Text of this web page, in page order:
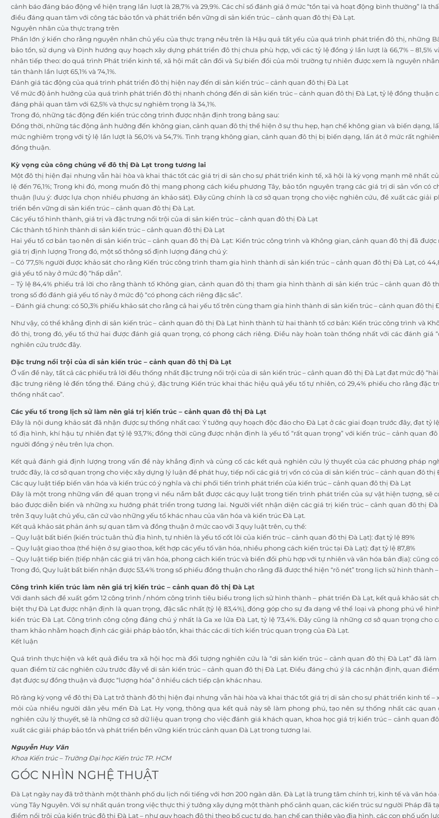
cảnh báo đáng báo động về hiện trạng lần lượt là 28,7% và 29,9%. Các chỉ số đánh giá ở mức “tồn tại và hoạt động bình thường” là
điều đáng quan tâm với công tác bảo tồn và phát triển bền vững di sản kiến trúc – cảnh quan đô thị Đà Lạt.
Nguyên nhân của thực trạng trên
Phần lớn ý kiến cho rằng nguyên nhân chủ yếu của thực trạng nêu trên là Hậu quả tất yếu của quá trình phát triển đô thị, những
bảo tồn, sử dụng và Định hướng quy hoạch xây dựng phát triển đô thị chưa phù hợp, với các tỷ lệ đồng ý lần lượt là 66,7% – 81,5%
nhân tiếp theo: do quá trình Phát triển kinh tế, xã hội mất cân đối và Sự biến đổi của môi trường tự nhiên được xem là nguyên
tán thành lần lượt 65,1% và 74,1%.
Đánh giá tác động của quá trình phát triển đô thị hiện nay đến di sản kiến trúc – cảnh quan đô thị Đà Lạt
Về mức độ ảnh hưởng của quá trình phát triển đô thị nhanh chóng đến di sản kiến trúc – cảnh quan đô thị Đà Lạt, tỷ lệ đồng thuận
đáng phải quan tâm với 62,5% và thực sự nghiêm trọng là 34,1%.
Trong đó, những tác động đến kiến trúc công trình được nhận định trong bảng sau:
Đồng thời, những tác động ảnh hưởng đến không gian, cảnh quan đô thị thể hiện ở sự thu hẹp, hạn chế không gian và biến dạng,
mức nghiêm trọng với tỷ lệ lần lượt là 56,0% và 54,7%. Tình trạng không gian, cảnh quan đô thị bị biến dạng, lấn át ở mức rất
đồng thuận.
Kỳ vọng của công chúng về đô thị Đà Lạt trong tương lai
Một đô thị hiện đại nhưng vẫn hài hòa và khai thác tốt các giá trị di sản cho sự phát triển kinh tế, xã hội là kỳ vọng mạnh mẽ nhất
lệ đến 76,1%; Trong khi đó, mong muốn đô thị mang phong cách kiểu phương Tây, bảo tồn nguyên trạng các giá trị di sản vốn có
thuận (lưu ý: được lựa chọn nhiều phương án khảo sát). Đây cũng chính là cơ sở quan trọng cho việc nghiên cứu, đề xuất các giải
triển bền vững di sản kiến trúc – cảnh quan đô thị Đà Lạt.
Các yếu tố hình thành, giá trị và đặc trưng nổi trội của di sản kiến trúc – cảnh quan đô thị Đà Lạt
Các thành tố hình thành di sản kiến trúc – cảnh quan đô thị Đà Lạt
Hai yếu tố cơ bản tạo nên di sản kiến trúc – cảnh quan đô thị Đà Lạt: Kiến trúc công trình và Không gian, cảnh quan đô thị đã
giá trị định lượng Trong đó, một số thông số định lượng đáng chú ý:
– Có 77,5% người được khảo sát cho rằng Kiến trúc công trình tham gia hình thành di sản kiến trúc – cảnh quan đô thị Đà Lạt, có
giá yếu tố này ở mức độ “hấp dẫn”.
– Tỷ lệ 84,4% phiếu trả lời cho rằng thành tố Không gian, cảnh quan đô thị tham gia hình thành di sản kiến trúc – cảnh quan đô
trong số đó đánh giá yếu tố này ở mức độ “có phong cách riêng đặc sắc”.
– Đánh giá chung: có 50,3% phiếu khảo sát cho rằng cả hai yếu tố trên cùng tham gia hình thành di sản kiến trúc – cảnh quan đô thị
Như vậy, có thể khẳng định di sản kiến trúc – cảnh quan đô thị Đà Lạt hình thành từ hai thành tố cơ bản: Kiến trúc công trình và
đô thị, trong đó, yếu tố thứ hai được đánh giá quan trọng, có phong cách riêng. Điều này hoàn toàn thống nhất với các đánh giá
nghiên cứu trước đây.
Đặc trưng nổi trội của di sản kiến trúc – cảnh quan đô thị Đà Lạt
Ở vấn đề này, tất cả các phiếu trả lời đều thống nhất đặc trưng nổi trội của di sản kiến trúc – cảnh quan đô thị Đà Lạt đạt mức độ
đặc trưng riêng lẻ đến tổng thể. Đáng chú ý, đặc trưng Kiến trúc khai thác hiệu quả yếu tố tự nhiên, có 29,4% phiếu cho rằng đặc
thống nhất cao”.
Các yếu tố trong lịch sử làm nên giá trị kiến trúc – cảnh quan đô thị Đà Lạt
Đây là nội dung khảo sát đã nhận được sự thống nhất cao: Ý tưởng quy hoạch độc đáo cho Đà Lạt ở các giai đoạn trước đây, đạt tỷ lệ
tố địa hình, khí hậu tự nhiên đạt tỷ lệ 93,7%; đồng thời cũng được nhận định là yếu tố “rất quan trọng” với kiến trúc – cảnh quan đô
người đồng ý nêu trên lựa chọn.
Kết quả đánh giá định lượng trong vấn đề này khẳng định và củng cố các kết quả nghiên cứu lý thuyết của các phương pháp
trước đây, là cơ sở quan trọng cho việc xây dựng lý luận để phát huy, tiếp nối các giá trị vốn có của di sản kiến trúc – cảnh quan đô thị
Các quy luật tiếp biến văn hóa và kiến trúc có ý nghĩa và chi phối tiến trình phát triển của kiến trúc – cảnh quan đô thị Đà Lạt
Đây là một trong những vấn đề quan trọng vì nếu nắm bắt được các quy luật trong tiến trình phát triển của sự vật hiện tượng, sẽ
báo được diễn biến và những xu hướng phát triển trong tương lai. Người viết nhận diện các giá trị kiến trúc – cảnh quan đô thị
trên 3 quy luật chủ yếu, căn cứ vào những yếu tố khác nhau của văn hóa và kiến trúc Đà Lạt.
Kết quả khảo sát phản ánh sự quan tâm và đồng thuận ở mức cao với 3 quy luật trên, cụ thể:
– Quy luật bất biến (kiến trúc tuân thủ địa hình, tự nhiên là yếu tố cốt lõi của kiến trúc – cảnh quan đô thị Đà Lạt): đạt tỷ lệ 89%
– Quy luật giao thoa (thể hiện ở sự giao thoa, kết hợp các yếu tố văn hóa, nhiều phong cách kiến trúc tại Đà Lạt): đạt tỷ lệ 87,8%
– Quy luật tiếp biến (tiếp nhận các giá trị văn hóa, phong cách kiến trúc và biến đổi phù hợp với tự nhiên và văn hóa bản địa): cũng có
Trong đó, Quy luật bất biến nhận được 53,4% trong số phiếu đồng thuận cho rằng đã được thể hiện “rõ nét” trong lịch sử hình thành
Công trình kiến trúc làm nên giá trị kiến trúc – cảnh quan đô thị Đà Lạt
Với danh sách đề xuất gồm 12 công trình / nhóm công trình tiêu biểu trong lịch sử hình thành – phát triển Đà Lạt, kết quả khảo sát
biệt thự Đà Lạt được nhận định là quan trọng, đặc sắc nhất (tỷ lệ 83,4%), đóng góp cho sự đa dạng về thể loại và phong phú về
kiến trúc Đà Lạt. Công trình công cộng đáng chú ý nhất là Ga xe lửa Đà Lạt, tỷ lệ 73,4%. Đây cũng là những cơ sở quan trọng cho
tham khảo nhằm hoạch định các giải pháp bảo tồn, khai thác các di tích kiến trúc quan trọng của Đà Lạt.
Kết luận
Quá trình thực hiện và kết quả điều tra xã hội học mà đối tượng nghiên cứu là “di sản kiến trúc – cảnh quan đô thị Đà Lạt” đã
quan điểm từ các nghiên cứu trước đây về di sản kiến trúc – cảnh quan đô thị Đà Lạt. Điều đáng chú ý là các nhận định, quan
đạt được sự đồng thuận và được “lượng hóa” ở nhiều cách tiếp cận khác nhau.
Rõ ràng kỳ vọng về đô thị Đà Lạt trở thành đô thị hiện đại nhưng vẫn hài hòa và khai thác tốt giá trị di sản cho sự phát triển kinh tế –
mỏi của nhiều người dân yêu mến Đà Lạt. Hy vọng, thông qua kết quả này sẽ làm phong phú, tạo nên sự thống nhất các quan
nghiên cứu lý thuyết, sẽ là những cơ sở dữ liệu quan trọng cho việc đánh giá khách quan, khoa học giá trị kiến trúc – cảnh quan
xuất các giải pháp bảo tồn và phát triển bền vững kiến trúc cảnh quan Đà Lạt trong tương lai.
Nguyễn Huy Văn
Khoa Kiến trúc – Trường Đại học Kiến trúc TP. HCM
GÓC NHÌN NGHỆ THUẬT
Đà Lạt ngày nay đã trở thành một thành phố du lịch nổi tiếng với hơn 200 ngàn dân. Đà Lạt là trung tâm chính trị, kinh tế và văn
vùng Tây Nguyên. Với sự nhất quán trong việc thực thi ý tưởng xây dựng một thành phố cảnh quan, các kiến trúc sư người Pháp đã
điểm nổi trội của kiến trúc đô thị Đà Lạt – như quy hoạch đô thị theo bố cục tự do, hạn chế can thiệp vào địa hình, các con phố uốn